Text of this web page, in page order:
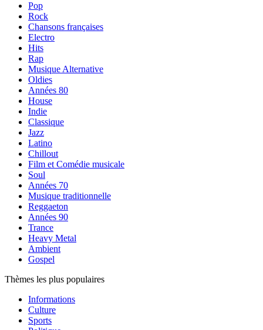
Pop
Rock
Chansons françaises
Electro
Hits
Rap
Musique Alternative
Oldies
Années 80
House
Indie
Classique
Jazz
Latino
Chillout
Film et Comédie musicale
Soul
Années 70
Musique traditionnelle
Reggaeton
Années 90
Trance
Heavy Metal
Ambient
Gospel
Thèmes les plus populaires
Informations
Culture
Sports